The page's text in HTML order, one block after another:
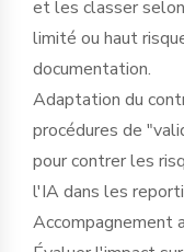
et les classer
limité ou haut
documentation.
Adaptation du
procédures de
pour contrer les
l'IA dans les
Accompagnement